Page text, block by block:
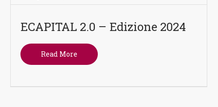
ECAPITAL 2.0 – Edizione 2024
Read More